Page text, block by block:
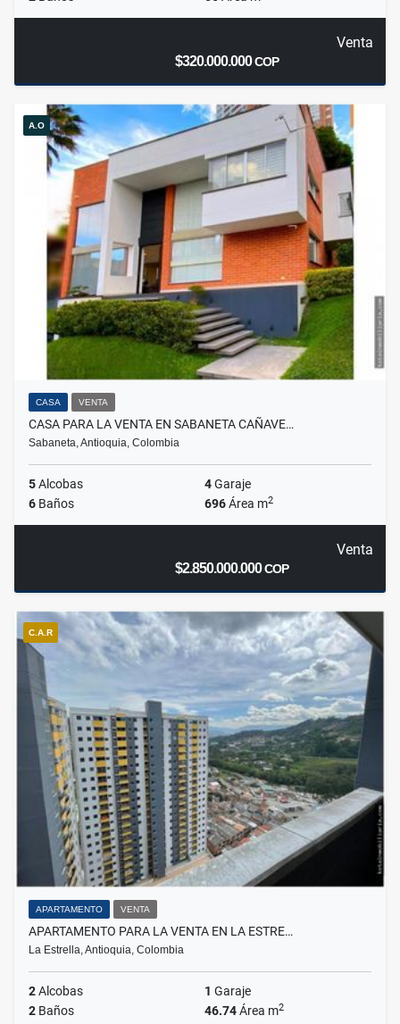
Venta
$320.000.000COP
A.O
CASA VENTA
CASA PARA LA VENTA EN SABANETA CAÑAVE…
Sabaneta, Antioquia, Colombia
5Alcobas 4Garaje
6 Baños 696Área m2
Venta
$2.850.000.000COP
C.A.R
APARTAMENTO VENTA
APARTAMENTO PARA LA VENTA EN LA ESTRE…
La Estrella, Antioquia, Colombia
2Alcobas 1 Garaje
2 Baños 46.74Área m2